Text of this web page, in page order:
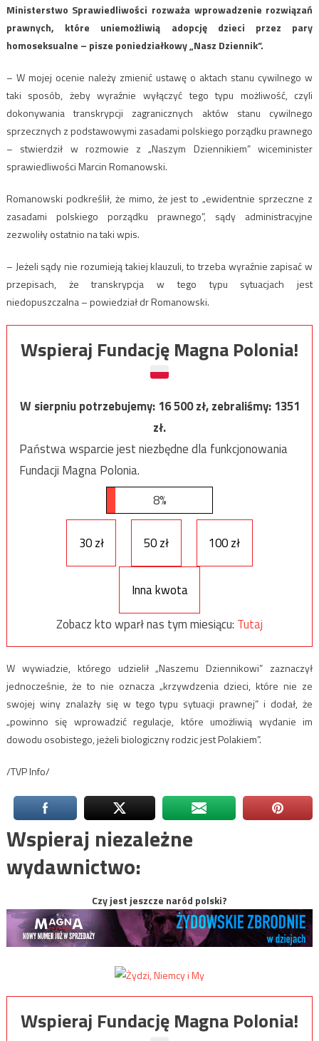
Ministerstwo Sprawiedliwości rozważa wprowadzenie rozwiązań
prawnych, które uniemożliwią adopcję dzieci przez pary
homoseksualne – pisze poniedziałkowy „Nasz Dziennik”.
– W mojej ocenie należy zmienić ustawę o aktach stanu cywilnego w
taki sposób, żeby wyraźnie wyłączyć tego typu możliwość, czyli
dokonywania transkrypcji zagranicznych aktów stanu cywilnego
sprzecznych z podstawowymi zasadami polskiego porządku prawnego
– stwierdził w rozmowie z „Naszym Dziennikiem” wiceminister
sprawiedliwości Marcin Romanowski.
Romanowski podkreślił, że mimo, że jest to „ewidentnie sprzeczne z
zasadami polskiego porządku prawnego”, sądy administracyjne
zezwoliły ostatnio na taki wpis.
– Jeżeli sądy nie rozumieją takiej klauzuli, to trzeba wyraźnie zapisać w
przepisach, że transkrypcja w tego typu sytuacjach jest
niedopuszczalna – powiedział dr Romanowski.
Wspieraj Fundację Magna Polonia!
W sierpniu potrzebujemy:16 500zł, zebraliśmy:1351
zł.
Państwa wsparcie jest niezbędne dla funkcjonowania
Fundacji Magna Polonia.
8%
30 zł 50 zł 100 zł
Inna kwota
Zobacz kto wparł nas tym miesiącu: Tutaj
W wywiadzie, którego udzielił „Naszemu Dziennikowi” zaznaczył
jednocześnie, że to nie oznacza „krzywdzenia dzieci, które nie ze
swojej winy znalazły się w tego typu sytuacji prawnej” i dodał, że
„powinno się wprowadzić regulacje, które umożliwią wydanie im
dowodu osobistego, jeżeli biologiczny rodzic jest Polakiem”.
/TVP Info/
Wspieraj niezależne
wydawnictwo:
Czy jest jeszcze naród polski?
Wspieraj Fundację Magna Polonia!